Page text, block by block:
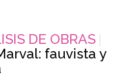
DE OBRAS
fauvista y